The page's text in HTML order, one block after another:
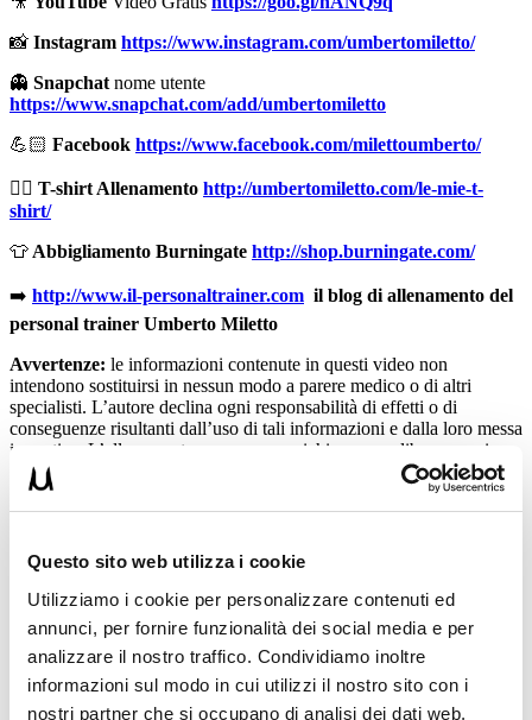
Questo sito web utilizza i cookie
Utilizziamo i cookie per personalizzare contenuti ed
annunci, per fornire funzionalità dei social media e per
analizzare il nostro traffico. Condividiamo inoltre
informazioni sul modo in cui utilizzi il nostro sito con i
nostri partner che si occupano di analisi dei dati web,
📸 Instagram https://www.instagram.com/umbertomiletto/
👻 Snapchat nome utente
https://www.snapchat.com/add/umbertomiletto
💪🏻 Facebook https://www.facebook.com/milettoumberto/
🏋🏻 T-shirt Allenamento http://umbertomiletto.com/le-mie-t-
shirt/
👕 Abbigliamento Burningate http://shop.burningate.com/
➡️ http://www.il-personaltrainer.com il blog di allenamento del
personal trainer Umberto Miletto
Avvertenze: le informazioni contenute in questi video non
intendono sostituirsi in nessun modo a parere medico o di altri
specialisti. L’autore declina ogni responsabilità di effetti o di
conseguenze risultanti dall’uso di tali informazioni e dalla loro messa
in pratica. L’allenamento con sovraccarichi, a corpo libero, con i
kettlebell, con il trx, e con altri attrezzi può causare infortuni, si
consiglia pertanto di prestare la massima attenzione e di eseguire
esercizi e metodologie adatte al proprio livello di forma. Consultare
attività fisica o regime alimentare.
Condividi:
X
Facebook